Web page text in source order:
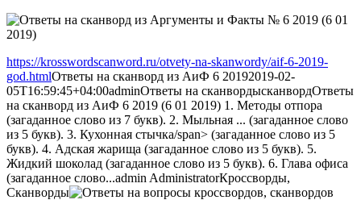
https://krosswordscanword.ru/otvety-na-skanwordy/aif-6-2019-
god.htmlОтветы на сканворд из АиФ 6 20192019-02-
05T16:59:45+04:00adminОтветы на сканвордысканвордОтветы
на сканворд из АиФ 6 2019 (6 01 2019) 1. Методы отпора
(загаданное слово из 7 букв). 2. Мыльная ... (загаданное слово
из 5 букв). 3. Кухонная стычка/span> (загаданное слово из 5
букв). 4. Адская жарища (загаданное слово из 5 букв). 5.
Жидкий шоколад (загаданное слово из 5 букв). 6. Глава офиса
(загаданное слово...admin AdministratorКроссворды,
Сканворды